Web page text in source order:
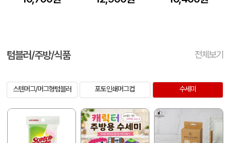
텀블러/주방/식품 전체보기
스텐머그/머그형텀블러 포토인쇄머그컵 수세미